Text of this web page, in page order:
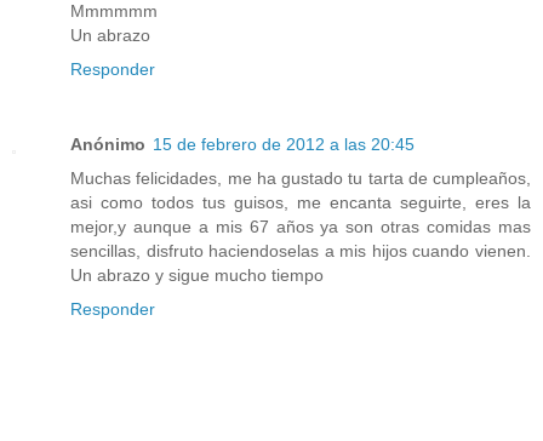
Mmmmmm
Un abrazo
Responder
Anónimo 15 de febrero de 2012 a las 20:45
Muchas felicidades, me ha gustado tu tarta de cumpleaños,
asi como todos tus guisos, me encanta seguirte, eres la
mejor,y aunque a mis 67 años ya son otras comidas mas
sencillas, disfruto haciendoselas a mis hijos cuando vienen.
Un abrazo y sigue mucho tiempo
Responder